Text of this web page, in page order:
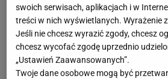
W poprzedni weekend w Lahti
konkursy Pucharu Świata w
zawodach drużynowych
którzy wyprzedzili Słowenię i
swoich serwisach, aplikacjach i w
treści w nich wyświetlanych. Wyrażenie
Jeśli nie chcesz wyrazić zgody, chcesz
chcesz wycofać zgodę uprzednio
„Ustawień Zaawansowanych”.
Twoje dane osobowe mogą być